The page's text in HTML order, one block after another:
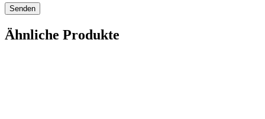
Ähnliche Produkte